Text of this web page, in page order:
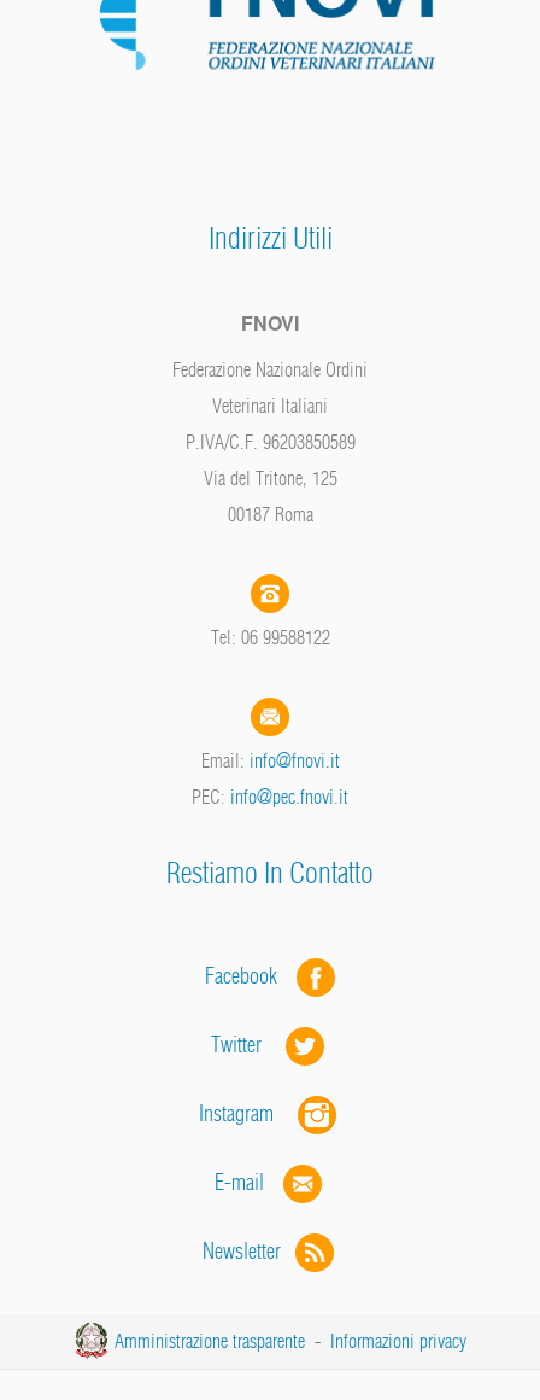
Indirizzi Utili
FNOVI
Federazione Nazionale Ordini
Veterinari Italiani
P.IVA/C.F. 96203850589
Via del Tritone, 125
00187 Roma
Tel: 06 99588122
Email: info@fnovi.it
PEC: info@pec.fnovi.it
Restiamo In Contatto
Facebook
Twitter
Instagram
E-mail
Newsletter
Amministrazione trasparente - Informazioni privacy